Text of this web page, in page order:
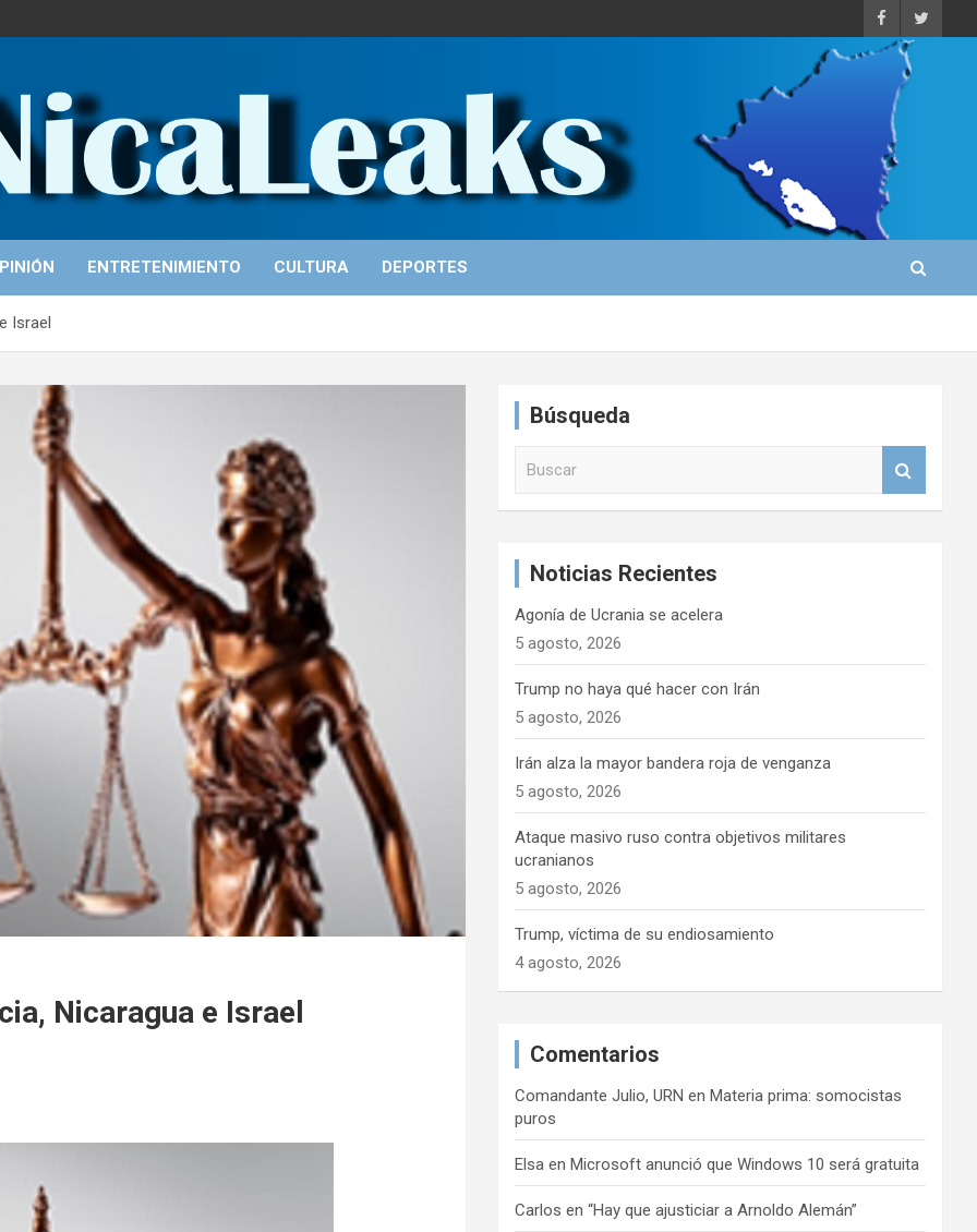
ENTRETENIMIENTO CULTURA DEPORTES
Israel
Nicaragua e Israel
Búsqueda
Noticias Recientes
Agonía de Ucrania se acelera
5 agosto, 2026
Trump no haya qué hacer con Irán
5 agosto, 2026
Irán alza la mayor bandera roja de venganza
5 agosto, 2026
Ataque masivo ruso contra objetivos militares
ucranianos
5 agosto, 2026
Trump, víctima de su endiosamiento
4 agosto, 2026
Comentarios
Comandante Julio, URN en Materia prima: somocistas
puros
Elsa en Microsoft anunció que Windows 10 será gratuita
Carlosen“Hay que ajusticiar a Arnoldo Alemán”